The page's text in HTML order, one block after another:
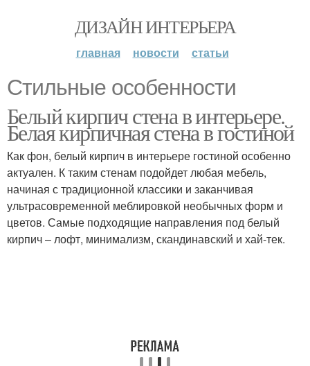
ДИЗАЙН ИНТЕРЬЕРА
главная новости статьи
Стильные особенности
Белый кирпич стена в интерьере.
Белая кирпичная стена в гостиной
Как фон, белый кирпич в интерьере гостиной особенно
актуален. К таким стенам подойдет любая мебель,
начиная с традиционной классики и заканчивая
ультрасовременной меблировкой необычных форм и
цветов. Самые подходящие направления под белый
кирпич – лофт, минимализм, скандинавский и хай-тек.